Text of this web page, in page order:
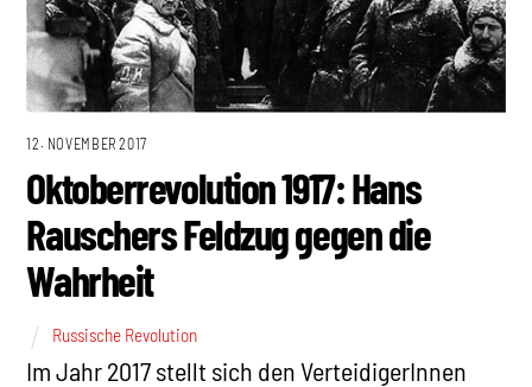
12. NOVEMBER 2017
Oktoberrevolution 1917: Hans
Rauschers Feldzug gegen die
Wahrheit
Russische Revolution
Im Jahr 2017 stellt sich den VerteidigerInnen